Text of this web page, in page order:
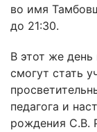
во имя
до 21:30.
В этот же день
смогут стать
педагога и
рождения С.В.